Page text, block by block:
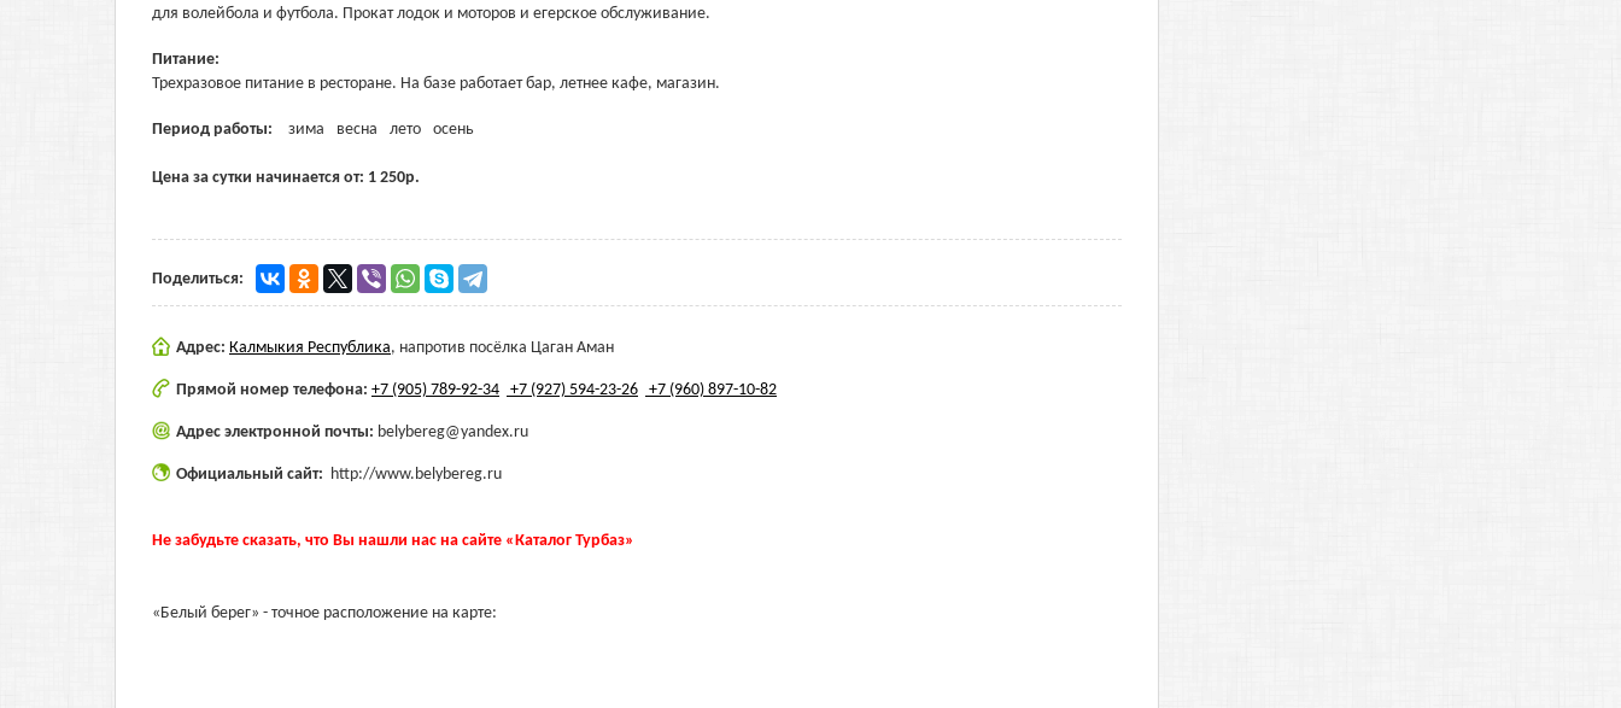
для волейбола и футбола. Прокат лодок и моторов и егерское обслуживание.
Питание:
Трехразовое питание в ресторане. На базе работает бар, летнее кафе, магазин.
Период работы: зима весна лето осень
Цена за сутки начинается от: 1 250р.
Поделиться:
Адрес: Калмыкия Республика, напротив посёлка Цаган Аман
Прямой номер телефона: +7 (905) 789-92-34 +7 (927) 594-23-26 +7 (960) 897-10-82
Адрес электронной почты: belybereg@yandex.ru
Официальный сайт: http://www.belybereg.ru
Не забудьте сказать, что Вы нашли нас на сайте «Каталог Турбаз»
«Белый берег» - точное расположение на карте: